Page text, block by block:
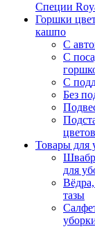
Специи
Горшки
кашпо
С
С
С
Без
цветов
Товары для
для
тазы